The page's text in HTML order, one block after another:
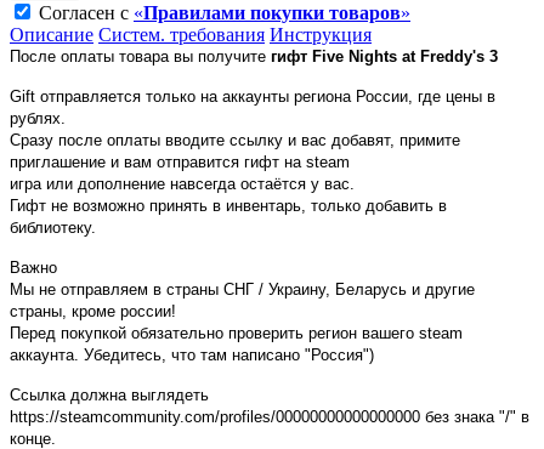
Согласен с «Правилами покупки товаров»
Описание Систем. требования Инструкция
После оплаты товара вы получите гифт Five Nights at Freddy's 3
Gift отправляется только на аккаунты региона России, где цены в
рублях.
Сразу после оплаты вводите ссылку и вас добавят, примите
приглашение и вам отправится гифт на steam
игра или дополнение навсегда остаётся у вас.
Гифт не возможно принять в инвентарь, только добавить в
библиотеку.
Важно
Мы не отправляем в страны СНГ / Украину, Беларусь и другие
страны, кроме россии!
Перед покупкой обязательно проверить регион вашего steam
аккаунта. Убедитесь, что там написано "Россия")
Cсылка должна выглядеть
https://steamcommunity.com/profiles/00000000000000000 без знака "/" в
конце.